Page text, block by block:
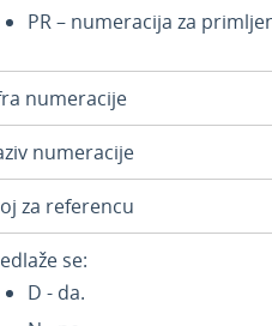
PR – numeracija za
numeracije
numeracije
za referencu
se:
D - da.